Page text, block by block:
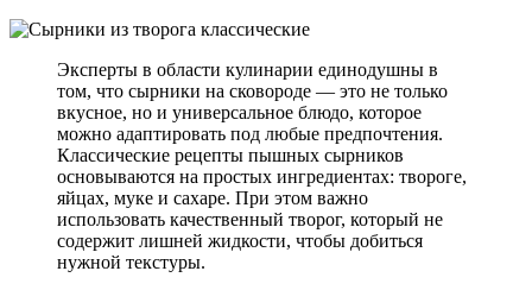
Эксперты в области кулинарии единодушны в
том, что сырники на сковороде — это не только
вкусное, но и универсальное блюдо, которое
можно адаптировать под любые предпочтения.
Классические рецепты пышных сырников
основываются на простых ингредиентах: твороге,
яйцах, муке и сахаре. При этом важно
использовать качественный творог, который не
содержит лишней жидкости, чтобы добиться
нужной текстуры.